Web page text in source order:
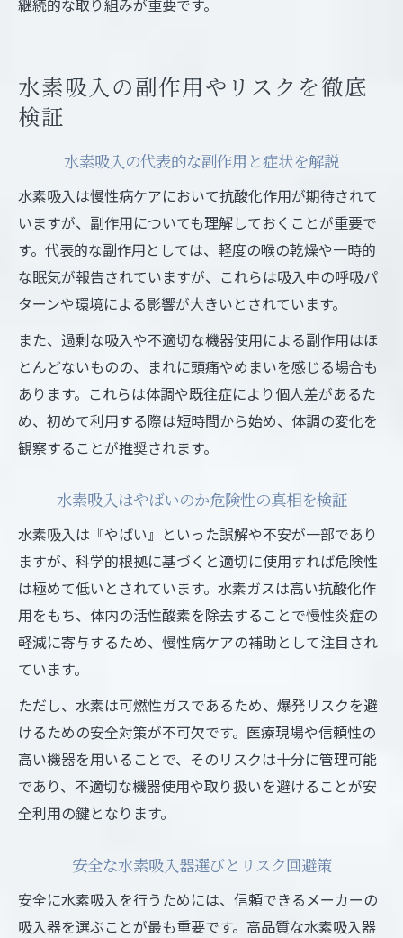
水素吸入の副作用やリスクを徹底
検証
水素吸入の代表的な副作用と症状を解説
水素吸入は慢性病ケアにおいて抗酸化作用が期待されて
いますが、副作用についても理解しておくことが重要で
す。代表的な副作用としては、軽度の喉の乾燥や一時的
な眠気が報告されていますが、これらは吸入中の呼吸パ
ターンや環境による影響が大きいとされています。
また、過剰な吸入や不適切な機器使用による副作用はほ
とんどないものの、まれに頭痛やめまいを感じる場合も
あります。これらは体調や既往症により個人差があるた
め、初めて利用する際は短時間から始め、体調の変化を
観察することが推奨されます。
水素吸入はやばいのか危険性の真相を検証
水素吸入は『やばい』といった誤解や不安が一部であり
ますが、科学的根拠に基づくと適切に使用すれば危険性
は極めて低いとされています。水素ガスは高い抗酸化作
用をもち、体内の活性酸素を除去することで慢性炎症の
軽減に寄与するため、慢性病ケアの補助として注目され
ています。
ただし、水素は可燃性ガスであるため、爆発リスクを避
けるための安全対策が不可欠です。医療現場や信頼性の
高い機器を用いることで、そのリスクは十分に管理可能
であり、不適切な機器使用や取り扱いを避けることが安
全利用の鍵となります。
安全な水素吸入器選びとリスク回避策
安全に水素吸入を行うためには、信頼できるメーカーの
吸入器を選ぶことが最も重要です。高品質な水素吸入器